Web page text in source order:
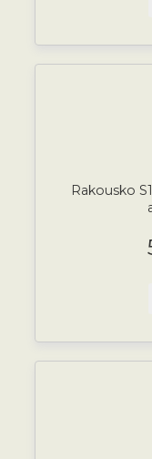
Rakousko